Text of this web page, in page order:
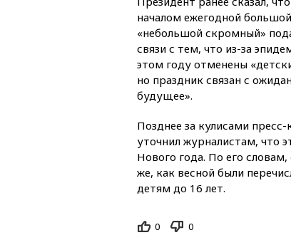
началом ежегодной
«небольшой скромный»
связи с тем, что из-за
этом году отменены
но праздник связан с
будущее».
Позднее за кулисами
уточнил журналистам, что
Нового года. По его
же, как весной были
детям до 16 лет.
0 0